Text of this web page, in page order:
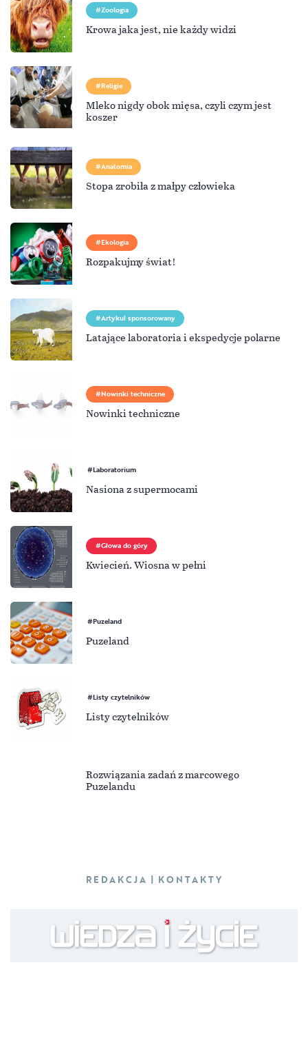
Zoologia
Krowa jaka jest, nie każdy widzi
Religie
Mleko nigdy obok mięsa, czyli czym jest
koszer
Anatomia
Stopa zrobiła z małpy człowieka
Ekologia
Rozpakujmy świat!
Artykuł sponsorowany
Latające laboratoria i ekspedycje polarne
Nowinki techniczne
Nowinki techniczne
Laboratorium
Nasiona z supermocami
Głowa do góry
Kwiecień. Wiosna w pełni
Puzeland
Puzeland
Listy czytelników
Listy czytelników
Rozwiązania zadań z marcowego
Puzelandu
REDAKCJA | KONTAKTY